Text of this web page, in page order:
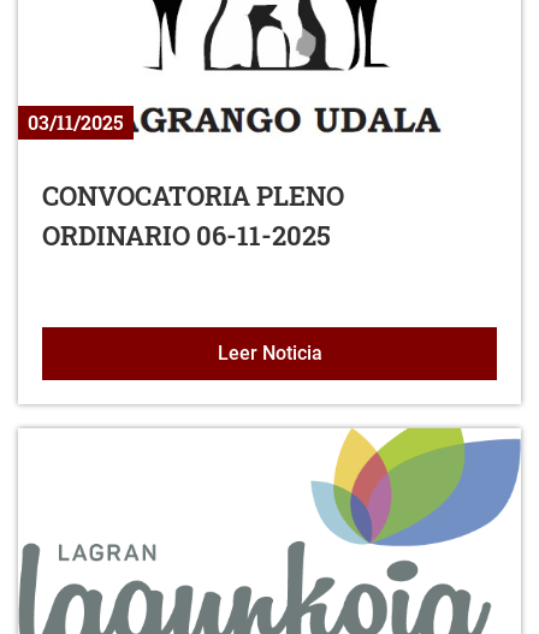
03/11/2025
CONVOCATORIA PLENO
ORDINARIO 06-11-2025
Leer NoticiaCONVOCATORIA